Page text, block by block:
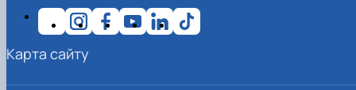
Карта сайту